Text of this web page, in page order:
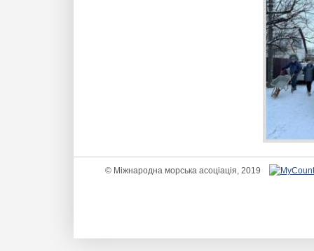
© Міжнародна морська асоціація, 2019